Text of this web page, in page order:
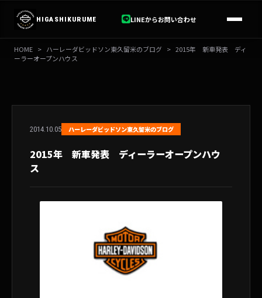
ス
HIGASHIKURUME LINEからお問い合わせ
HOME > ハーレーダビッドソン東久留米のブログ > 2015年 新車発表 ディ
ーラーオープンハウス
2014.10.05 ハーレーダビッドソン東久留米のブログ
2015年 新車発表 ディーラーオープンハウ
ス